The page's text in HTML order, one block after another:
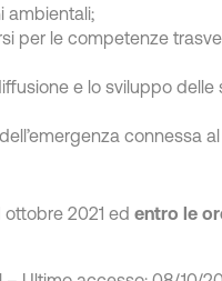
ambientali;
per le competenze
e lo sviluppo delle
connessa al
ottobre 2021 ed entro le